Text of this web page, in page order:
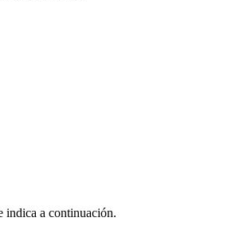
indica a continuación.